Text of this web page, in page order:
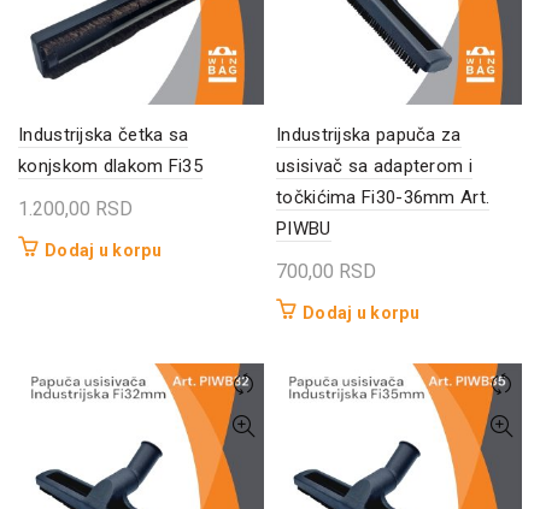
Industrijska četka sa
konjskom dlakom Fi35
1.200,00 RSD
Dodaj u korpu
Industrijska papuča za
usisivač sa adapterom i
točkićima Fi30-36mm Art.
PIWBU
700,00 RSD
Dodaj u korpu